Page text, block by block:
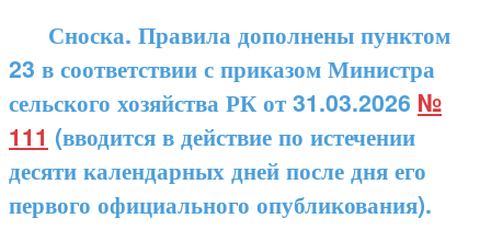
Сноска. Правила дополнены пунктом
23 в соответствии с приказом Министра
сельского хозяйства РК от 31.03.2026 №
111 (вводится в действие по истечении
десяти календарных дней после дня его
первого официального опубликования).